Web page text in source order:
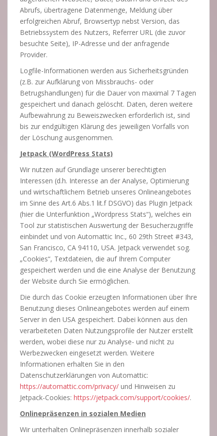
Abrufs, übertragene Datenmenge, Meldung über
erfolgreichen Abruf, Browsertyp nebst Version, das
Betriebssystem des Nutzers, Referrer URL (die zuvor
besuchte Seite), IP-Adresse und der anfragende
Provider.
Logfile-Informationen werden aus Sicherheitsgründen
(z.B. zur Aufklärung von Missbrauchs- oder
Betrugshandlungen) für die Dauer von maximal 7 Tagen
gespeichert und danach gelöscht. Daten, deren weitere
Aufbewahrung zu Beweiszwecken erforderlich ist, sind
bis zur endgültigen Klärung des jeweiligen Vorfalls von
der Löschung ausgenommen.
Jetpack (WordPress Stats)
Wir nutzen auf Grundlage unserer berechtigten
Interessen (d.h. Interesse an der Analyse, Optimierung
und wirtschaftlichem Betrieb unseres Onlineangebotes
im Sinne des Art.6 Abs.1 lit.f DSGVO) das Plugin Jetpack
(hier die Unterfunktion „Wordpress Stats“), welches ein
Tool zur statistischen Auswertung der Besucherzugriffe
einbindet und von Automattic Inc., 60 29th Street #343,
San Francisco, CA 94110, USA. Jetpack verwendet sog.
„Cookies“, Textdateien, die auf Ihrem Computer
gespeichert werden und die eine Analyse der Benutzung
der Website durch Sie ermöglichen.
Die durch das Cookie erzeugten Informationen über Ihre
Benutzung dieses Onlineangebotes werden auf einem
Server in den USA gespeichert. Dabei können aus den
verarbeiteten Daten Nutzungsprofile der Nutzer erstellt
werden, wobei diese nur zu Analyse- und nicht zu
Werbezwecken eingesetzt werden. Weitere
Informationen erhalten Sie in den
Datenschutzerklärungen von Automattic:
https://automattic.com/privacy/ und Hinweisen zu
Jetpack-Cookies: https://jetpack.com/support/cookies/.
Onlinepräsenzen in sozialen Medien
Wir unterhalten Onlinepräsenzen innerhalb sozialer